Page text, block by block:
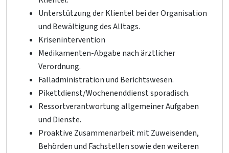
Unterstützung der Klientel bei der Organisation
und Bewältigung des Alltags.
Krisenintervention
Medikamenten-Abgabe nach ärztlicher
Verordnung.
Falladministration und Berichtswesen.
Pikettdienst/Wochenenddienst sporadisch.
Ressortverantwortung allgemeiner Aufgaben
und Dienste.
Proaktive Zusammenarbeit mit Zuweisenden,
Behörden und Fachstellen sowie den weiteren